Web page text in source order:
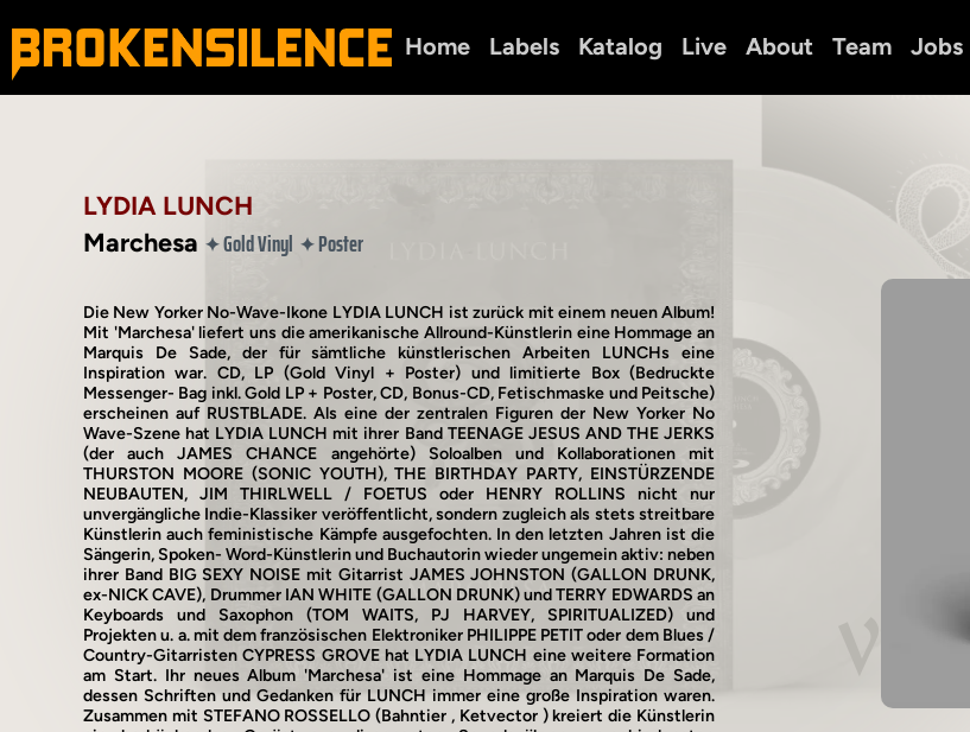
Vinyl
Home Labels Katalog Live About Team Jobs
LYDIA LUNCH
Marchesa ✦Gold Vinyl ✦Poster
Die New Yorker No-Wave-Ikone LYDIA LUNCH ist zurück mit einem neuen Album!
Mit 'Marchesa' liefert uns die amerikanische Allround-Künstlerin eine Hommage an
Marquis De Sade, der für sämtliche künstlerischen Arbeiten LUNCHs eine
Inspiration war. CD, LP (Gold Vinyl + Poster) und limitierte Box (Bedruckte
Messenger- Bag inkl. Gold LP + Poster, CD, Bonus-CD, Fetischmaske und Peitsche)
erscheinen auf RUSTBLADE. Als eine der zentralen Figuren der New Yorker No
Wave-Szene hat LYDIA LUNCH mit ihrer Band TEENAGE JESUS AND THE JERKS
(der auch JAMES CHANCE angehörte) Soloalben und Kollaborationen mit
THURSTON MOORE (SONIC YOUTH), THE BIRTHDAY PARTY, EINSTÜRZENDE
NEUBAUTEN, JIM THIRLWELL / FOETUS oder HENRY ROLLINS nicht nur
unvergängliche Indie-Klassiker veröffentlicht, sondern zugleich als stets streitbare
Künstlerin auch feministische Kämpfe ausgefochten. In den letzten Jahren ist die
Sängerin, Spoken- Word-Künstlerin und Buchautorin wieder ungemein aktiv: neben
ihrer Band BIG SEXY NOISE mit Gitarrist JAMES JOHNSTON (GALLON DRUNK,
ex-NICK CAVE), Drummer IAN WHITE (GALLON DRUNK) und TERRY EDWARDS an
Keyboards und Saxophon (TOM WAITS, PJ HARVEY, SPIRITUALIZED) und
Projekten u. a. mit dem französischen Elektroniker PHILIPPE PETIT oder dem Blues /
Country-Gitarristen CYPRESS GROVE hat LYDIA LUNCH eine weitere Formation
am Start. Ihr neues Album 'Marchesa' ist eine Hommage an Marquis De Sade,
dessen Schriften und Gedanken für LUNCH immer eine große Inspiration waren.
Zusammen mit STEFANO ROSSELLO (Bahntier , Ketvector ) kreiert die Künstlerin